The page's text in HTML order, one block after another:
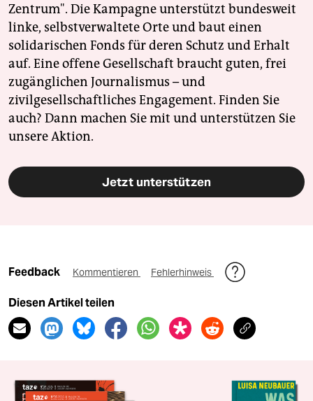
Zentrum". Die Kampagne unterstützt bundesweit
linke, selbstverwaltete Orte und baut einen
solidarischen Fonds für deren Schutz und Erhalt
auf. Eine offene Gesellschaft braucht guten, frei
zugänglichen Journalismus – und
zivilgesellschaftliches Engagement. Finden Sie
auch? Dann machen Sie mit und unterstützen Sie
unsere Aktion.
Jetzt unterstützen
Feedback Kommentieren Fehlerhinweis
Diesen Artikel teilen